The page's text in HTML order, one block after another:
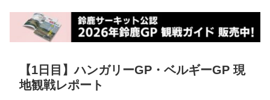
【1日目】ハンガリーGP・ベルギーGP 現
地観戦レポート